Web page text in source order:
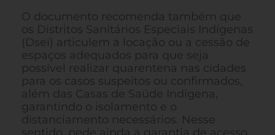
O documento recomenda também que
os Distritos Sanitários Especiais Indígenas
(Dsei) articulem a locação ou a cessão de
espaços adequados para que seja
possível realizar quarentena nas cidades
para os casos suspeitos ou confirmados,
além das Casas de Saúde Indígena,
garantindo o isolamento e o
distanciamento necessários. Nesse